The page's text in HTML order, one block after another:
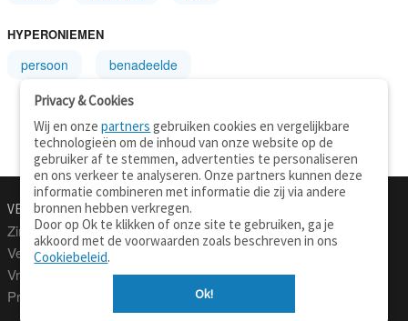
HYPERONIEMEN
persoon benadeelde
VERTALEN.NU
Zinnen vertalen
Verklarend woordenboek
Vraagbaak
Professionele vertaling
Over deze site
Privacy
Privacy & Cookies
Wij en onzepartners gebruiken cookies en vergelijkbare
technologieën om de inhoud van onze website op de
gebruiker af te stemmen, advertenties te personaliseren
en ons verkeer te analyseren. Onze partners kunnen deze
informatie combineren met informatie die zij via andere
bronnen hebben verkregen.
Door op Ok te klikken of onze site te gebruiken, ga je
akkoord met de voorwaarden zoals beschreven in ons
Cookiebeleid.
Ok!